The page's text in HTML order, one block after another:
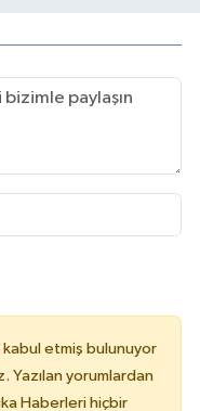
kabul etmiş bulunuyor
Yazılan yorumlardan
Haberleri hiçbir